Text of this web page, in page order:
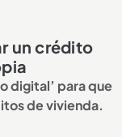
un crédito
digital’ para que
de vivienda.